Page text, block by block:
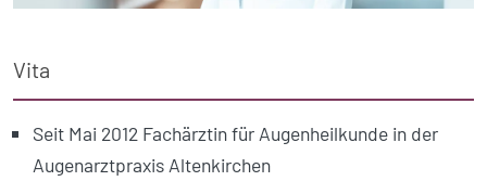
Vita
Seit Mai 2012 Fachärztin für Augenheilkunde in der
Augenarztpraxis Altenkirchen